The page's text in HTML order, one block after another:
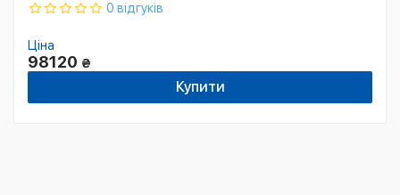
0 відгуків
Ціна
98120 ₴
Купити